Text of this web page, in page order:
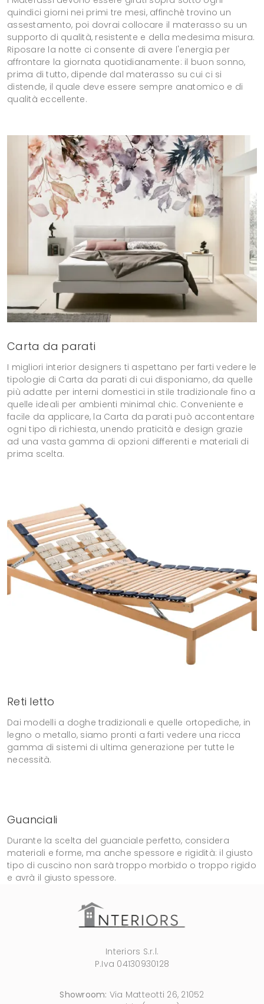
quindici giorni nei primi tre mesi, affinchè trovino un
assestamento, poi dovrai collocare il materasso su un
supporto di qualità, resistente e della medesima misura.
Riposare la notte ci consente di avere l'energia per
affrontare la giornata quotidianamente: il buon sonno,
prima di tutto, dipende dal materasso su cui ci si
distende, il quale deve essere sempre anatomico e di
qualità eccellente.
Carta da parati
I migliori interior designers ti aspettano per farti vedere le
tipologie di Carta da parati di cui disponiamo, da quelle
più adatte per interni domestici in stile tradizionale fino a
quelle ideali per ambienti minimal chic. Conveniente e
facile da applicare, la Carta da parati può accontentare
ogni tipo di richiesta, unendo praticità e design grazie
ad una vasta gamma di opzioni differenti e materiali di
prima scelta.
Reti letto
Dai modelli a doghe tradizionali e quelle ortopediche, in
legno o metallo, siamo pronti a farti vedere una ricca
gamma di sistemi di ultima generazione per tutte le
necessità.
Guanciali
Durante la scelta del guanciale perfetto, considera
materiali e forme, ma anche spessore e rigidità: il giusto
tipo di cuscino non sarà troppo morbido o troppo rigido
e avrà il giusto spessore.
Interiors S.r.l.
P.Iva 04130930128
Showroom: Via Matteotti 26, 21052